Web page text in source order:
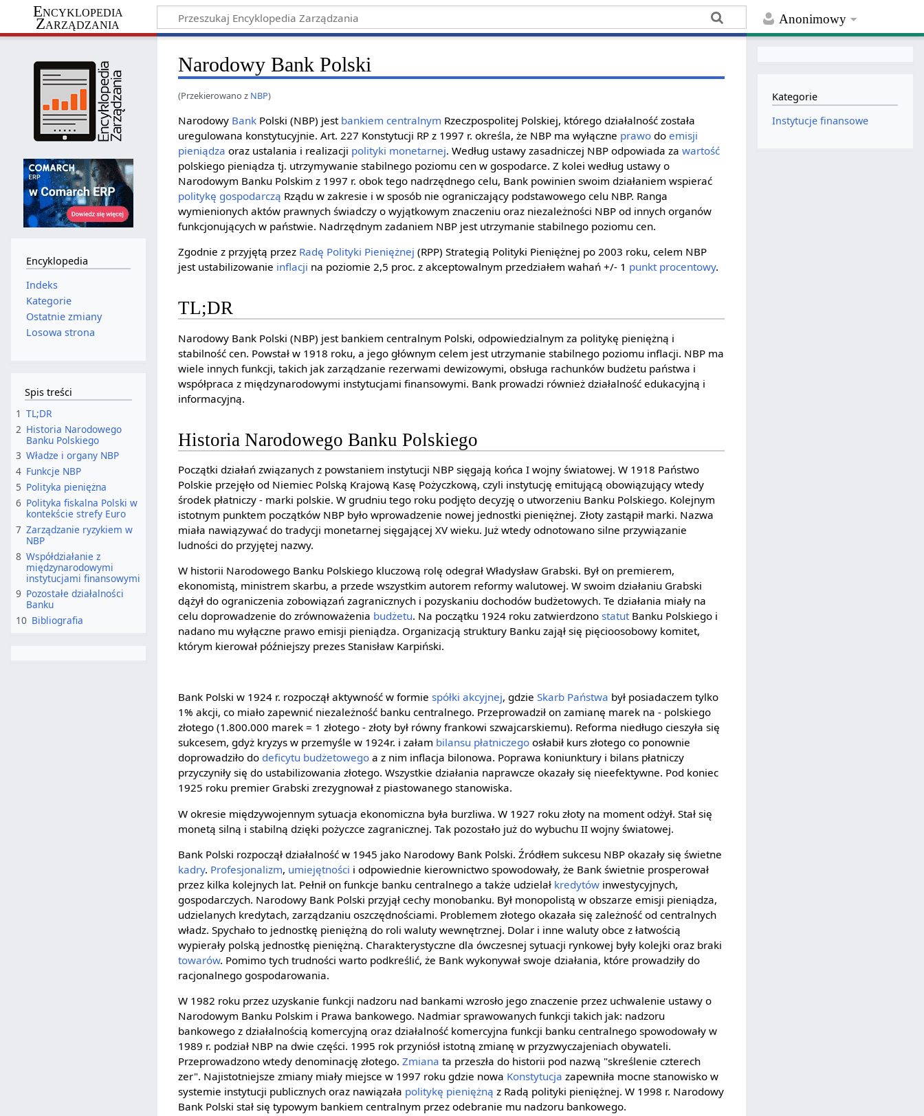
Anonimowy
Encyklopedia
Zarządzania
Narodowy Bank Polski
(Przekierowano z NBP)
Narodowy Bank Polski (NBP) jest bankiem centralnym Rzeczpospolitej Polskiej, którego działalność została
uregulowana konstytucyjnie. Art. 227 Konstytucji RP z 1997 r. określa, że NBP ma wyłączne prawo doemisji
pieniądza oraz ustalania i realizacji polityki monetarnej. Według ustawy zasadniczej NBP odpowiada zawartość
polskiego pieniądza tj. utrzymywanie stabilnego poziomu cen w gospodarce. Z kolei według ustawy o
Narodowym Banku Polskim z 1997 r. obok tego nadrzędnego celu, Bank powinien swoim działaniem wspierać
politykę gospodarczą Rządu w zakresie i w sposób nie ograniczający podstawowego celu NBP. Ranga
wymienionych aktów prawnych świadczy o wyjątkowym znaczeniu oraz niezależności NBP od innych organów
funkcjonujących w państwie. Nadrzędnym zadaniem NBP jest utrzymanie stabilnego poziomu cen.
Zgodnie z przyjętą przez Radę Polityki Pieniężnej (RPP) Strategią Polityki Pieniężnej po 2003 roku, celem NBP
jest ustabilizowanie inflacji na poziomie 2,5 proc. z akceptowalnym przedziałem wahań +/- 1 punkt procentowy.
TL;DR
Narodowy Bank Polski (NBP) jest bankiem centralnym Polski, odpowiedzialnym za politykę pieniężną i
stabilność cen. Powstał w 1918 roku, a jego głównym celem jest utrzymanie stabilnego poziomu inflacji. NBP ma
wiele innych funkcji, takich jak zarządzanie rezerwami dewizowymi, obsługa rachunków budżetu państwa i
współpraca z międzynarodowymi instytucjami finansowymi. Bank prowadzi również działalność edukacyjną i
informacyjną.
Historia Narodowego Banku Polskiego
Początki działań związanych z powstaniem instytucji NBP sięgają końca I wojny światowej. W 1918 Państwo
Polskie przejęło od Niemiec Polską Krajową Kasę Pożyczkową, czyli instytucję emitującą obowiązujący wtedy
środek płatniczy - marki polskie. W grudniu tego roku podjęto decyzję o utworzeniu Banku Polskiego. Kolejnym
istotnym punktem początków NBP było wprowadzenie nowej jednostki pieniężnej. Złoty zastąpił marki. Nazwa
miała nawiązywać do tradycji monetarnej sięgającej XV wieku. Już wtedy odnotowano silne przywiązanie
ludności do przyjętej nazwy.
W historii Narodowego Banku Polskiego kluczową rolę odegrał Władysław Grabski. Był on premierem,
ekonomistą, ministrem skarbu, a przede wszystkim autorem reformy walutowej. W swoim działaniu Grabski
dążył do ograniczenia zobowiązań zagranicznych i pozyskaniu dochodów budżetowych. Te działania miały na
celu doprowadzenie do zrównoważenia budżetu. Na początku 1924 roku zatwierdzonostatutBanku Polskiego i
nadano mu wyłączne prawo emisji pieniądza. Organizacją struktury Banku zajął się pięcioosobowy komitet,
którym kierował późniejszy prezes Stanisław Karpiński.
Bank Polski w 1924 r. rozpoczął aktywność w formiespółki akcyjnej, gdzieSkarb Państwa był posiadaczem tylko
1% akcji, co miało zapewnić niezależność banku centralnego. Przeprowadził on zamianę marek na - polskiego
złotego (1.800.000 marek = 1 złotego - złoty był równy frankowi szwajcarskiemu). Reforma niedługo cieszyła się
sukcesem, gdyż kryzys w przemyśle w 1924r. i załam bilansu płatniczego osłabił kurs złotego co ponownie
doprowadziło do deficytu budżetowego a z nim inflacja bilonowa. Poprawa koniunktury i bilans płatniczy
przyczyniły się do ustabilizowania złotego. Wszystkie działania naprawcze okazały się nieefektywne. Pod koniec
1925 roku premier Grabski zrezygnował z piastowanego stanowiska.
W okresie międzywojennym sytuacja ekonomiczna była burzliwa. W 1927 roku złoty na moment odżył. Stał się
monetą silną i stabilną dzięki pożyczce zagranicznej. Tak pozostało już do wybuchu II wojny światowej.
Bank Polski rozpoczął działalność w 1945 jako Narodowy Bank Polski. Źródłem sukcesu NBP okazały się świetne
kadry. Profesjonalizm, umiejętności i odpowiednie kierownictwo spowodowały, że Bank świetnie prosperował
przez kilka kolejnych lat. Pełnił on funkcje banku centralnego a także udzielał kredytów inwestycyjnych,
gospodarczych. Narodowy Bank Polski przyjął cechy monobanku. Był monopolistą w obszarze emisji pieniądza,
udzielanych kredytach, zarządzaniu oszczędnościami. Problemem złotego okazała się zależność od centralnych
władz. Spychało to jednostkę pieniężną do roli waluty wewnętrznej. Dolar i inne waluty obce z łatwością
wypierały polską jednostkę pieniężną. Charakterystyczne dla ówczesnej sytuacji rynkowej były kolejki oraz braki
towarów. Pomimo tych trudności warto podkreślić, że Bank wykonywał swoje działania, które prowadziły do
racjonalnego gospodarowania.
W 1982 roku przez uzyskanie funkcji nadzoru nad bankami wzrosło jego znaczenie przez uchwalenie ustawy o
Narodowym Banku Polskim i Prawa bankowego. Nadmiar sprawowanych funkcji takich jak: nadzoru
bankowego z działalnością komercyjną oraz działalność komercyjna funkcji banku centralnego spowodowały w
1989 r. podział NBP na dwie części. 1995 rok przyniósł istotną zmianę w przyzwyczajeniach obywateli.
Przeprowadzono wtedy denominację złotego.Zmiana ta przeszła do historii pod nazwą "skreślenie czterech
zer". Najistotniejsze zmiany miały miejsce w 1997 roku gdzie nowa Konstytucja zapewniła mocne stanowisko w
systemie instytucji publicznych oraz nawiązała politykę pieniężną z Radą polityki pieniężnej. W 1998 r. Narodowy
Bank Polski stał się typowym bankiem centralnym przez odebranie mu nadzoru bankowego.
Encyklopedia
Indeks
Kategorie
Ostatnie zmiany
Losowa strona
Spis treści
1 TL;DR
2 Historia Narodowego
Banku Polskiego
3 Władze i organy NBP
4 Funkcje NBP
5 Polityka pieniężna
6 Polityka fiskalna Polski w
kontekście strefy Euro
7 Zarządzanie ryzykiem w
NBP
8 Współdziałanie z
międzynarodowymi
instytucjami finansowymi
9 Pozostałe działalności
Banku
10 Bibliografia
Kategorie
Instytucje finansowe